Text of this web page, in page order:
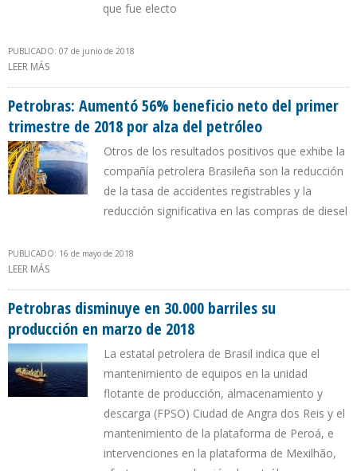
que fue electo
PUBLICADO: 07 de junio de 2018
LEER MÁS
Petrobras: Aumentó 56% beneficio neto del primer
trimestre de 2018 por alza del petróleo
Otros de los resultados positivos que exhibe la
compañía petrolera Brasileña son la reducción
de la tasa de accidentes registrables y la
reducción significativa en las compras de diesel
PUBLICADO: 16 de mayo de 2018
LEER MÁS
Petrobras disminuye en 30.000 barriles su
producción en marzo de 2018
La estatal petrolera de Brasil indica que el
mantenimiento de equipos en la unidad
flotante de producción, almacenamiento y
descarga (FPSO) Ciudad de Angra dos Reis y el
mantenimiento de la plataforma de Peroá, e
intervenciones en la plataforma de Mexilhão,